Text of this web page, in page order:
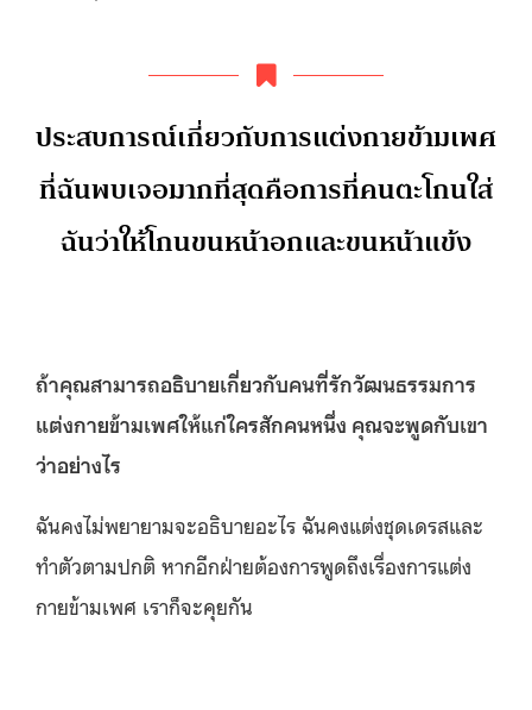
ประสบการณ์เกี่ยวกับการแต่งกายข้ามเพศ
ที่ฉันพบเจอมากที่สุดคือการที่คนตะโกนใส่
ฉันว่าให้โกนขนหน้าอกและขนหน้าแข้ง
ถ้าคุณสามารถอธิบายเกี่ยวกับคนที่รักวัฒนธรรมการ
แต่งกายข้ามเพศให้แก่ใครสักคนหนึ่ง คุณจะพูดกับเขา
ว่าอย่างไร
ฉันคงไม่พยายามจะอธิบายอะไร ฉันคงแต่งชุดเดรสและ
ทำตัวตามปกติ หากอีกฝ่ายต้องการพูดถึงเรื่องการแต่ง
กายข้ามเพศ เราก็จะคุยกัน